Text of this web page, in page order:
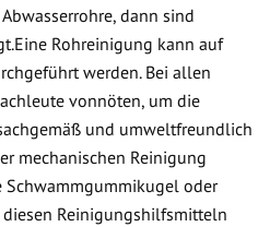
dann sind
Rohreinigung kann auf
werden. Bei allen
vonnöten, um die
und umweltfreundlich
mechanischen Reinigung
Schwammgummikugel oder
Reinigungshilfsmitteln